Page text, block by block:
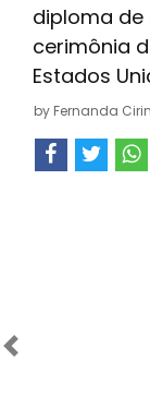
diploma de
cerimônia
Estados
by Fernanda